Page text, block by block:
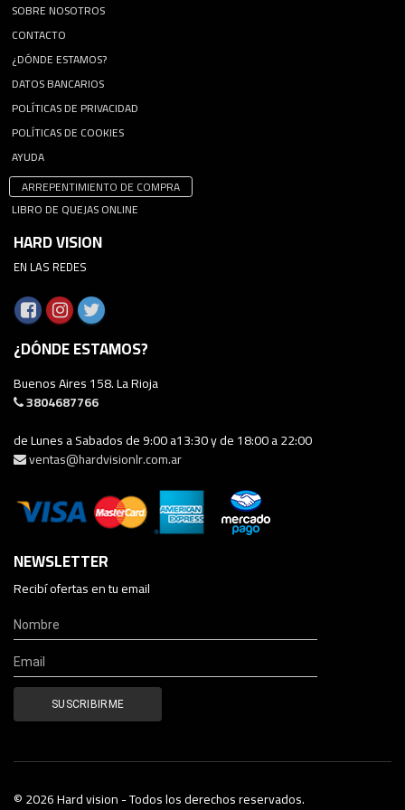
SOBRE NOSOTROS
CONTACTO
¿DÓNDE ESTAMOS?
DATOS BANCARIOS
POLÍTICAS DE PRIVACIDAD
POLÍTICAS DE COOKIES
AYUDA
ARREPENTIMIENTO DE COMPRA
LIBRO DE QUEJAS ONLINE
HARD VISION
EN LAS REDES
¿DÓNDE ESTAMOS?
Buenos Aires 158. La Rioja
3804687766
de Lunes a Sabados de 9:00 a13:30 y de 18:00 a 22:00
ventas@hardvisionlr.com.ar
NEWSLETTER
Recibí ofertas en tu email
© 2026 Hard vision - Todos los derechos reservados.